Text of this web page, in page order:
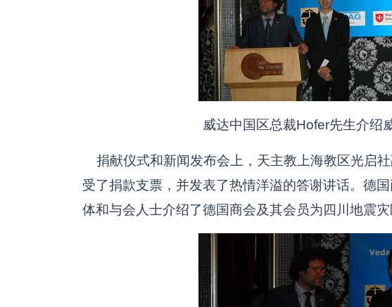
威达中国区总裁Hofer先生介绍
捐献仪式和新闻发布会上，天主教上海教区光启
受了捐款支票，并发表了热情洋溢的答谢讲话。德
体和与会人士介绍了德国商会及其会员为四川地震灾